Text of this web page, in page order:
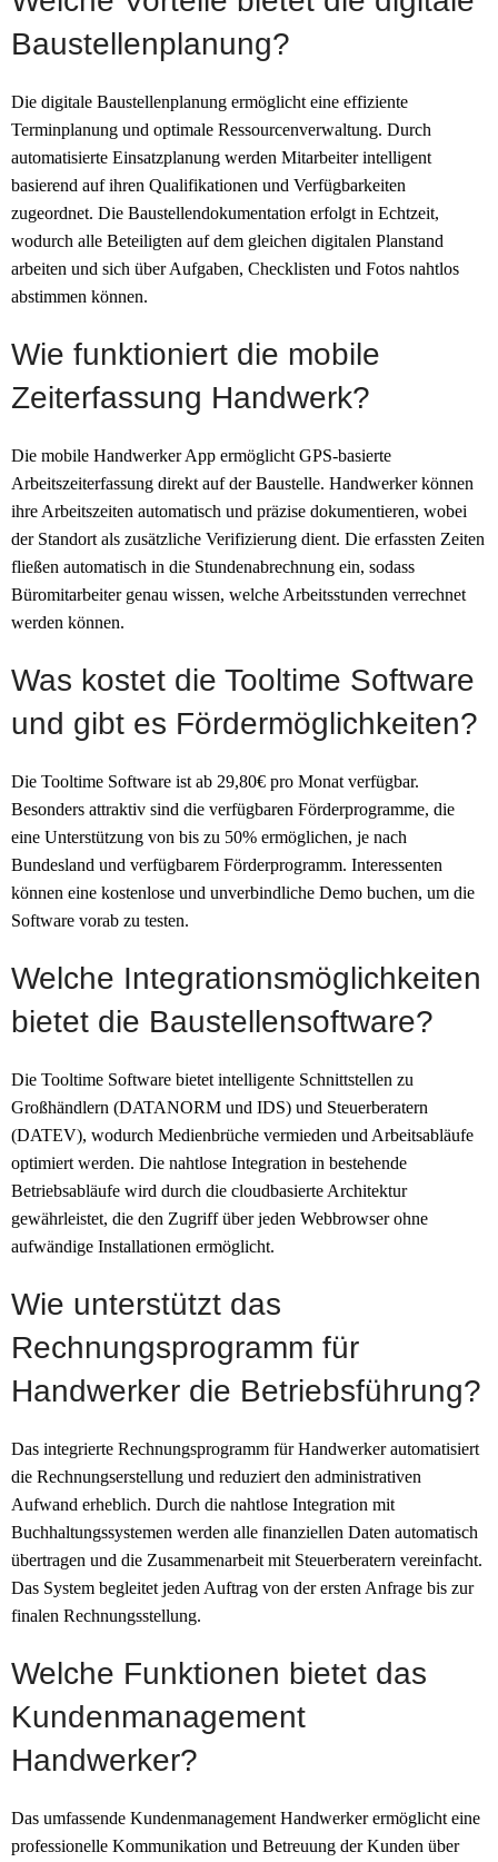
Baustellenplanung?
Die digitale Baustellenplanung ermöglicht eine effiziente
Terminplanung und optimale Ressourcenverwaltung. Durch
automatisierte Einsatzplanung werden Mitarbeiter intelligent
basierend auf ihren Qualifikationen und Verfügbarkeiten
zugeordnet. Die Baustellendokumentation erfolgt in Echtzeit,
wodurch alle Beteiligten auf dem gleichen digitalen Planstand
arbeiten und sich über Aufgaben, Checklisten und Fotos nahtlos
abstimmen können.
Wie funktioniert die mobile
Zeiterfassung Handwerk?
Die mobile Handwerker App ermöglicht GPS-basierte
Arbeitszeiterfassung direkt auf der Baustelle. Handwerker können
ihre Arbeitszeiten automatisch und präzise dokumentieren, wobei
der Standort als zusätzliche Verifizierung dient. Die erfassten Zeiten
fließen automatisch in die Stundenabrechnung ein, sodass
Büromitarbeiter genau wissen, welche Arbeitsstunden verrechnet
werden können.
Was kostet die Tooltime Software
und gibt es Fördermöglichkeiten?
Die Tooltime Software ist ab 29,80€ pro Monat verfügbar.
Besonders attraktiv sind die verfügbaren Förderprogramme, die
eine Unterstützung von bis zu 50% ermöglichen, je nach
Bundesland und verfügbarem Förderprogramm. Interessenten
können eine kostenlose und unverbindliche Demo buchen, um die
Software vorab zu testen.
Welche Integrationsmöglichkeiten
bietet die Baustellensoftware?
Die Tooltime Software bietet intelligente Schnittstellen zu
Großhändlern (DATANORM und IDS) und Steuerberatern
(DATEV), wodurch Medienbrüche vermieden und Arbeitsabläufe
optimiert werden. Die nahtlose Integration in bestehende
Betriebsabläufe wird durch die cloudbasierte Architektur
gewährleistet, die den Zugriff über jeden Webbrowser ohne
aufwändige Installationen ermöglicht.
Wie unterstützt das
Rechnungsprogramm für
Handwerker die Betriebsführung?
Das integrierte Rechnungsprogramm für Handwerker automatisiert
die Rechnungserstellung und reduziert den administrativen
Aufwand erheblich. Durch die nahtlose Integration mit
Buchhaltungssystemen werden alle finanziellen Daten automatisch
übertragen und die Zusammenarbeit mit Steuerberatern vereinfacht.
Das System begleitet jeden Auftrag von der ersten Anfrage bis zur
finalen Rechnungsstellung.
Welche Funktionen bietet das
Kundenmanagement
Handwerker?
Das umfassende Kundenmanagement Handwerker ermöglicht eine
professionelle Kommunikation und Betreuung der Kunden über